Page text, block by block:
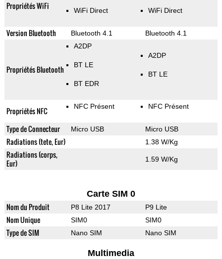
Propriétés WiFi WiFi Direct WiFi Direct
Version Bluetooth Bluetooth 4.1 Bluetooth 4.1
Propriétés Bluetooth
A2DP
BT LE
BT EDR
A2DP
BT LE
Propriétés NFC NFC Présent NFC Présent
Type de Connecteur Micro USB Micro USB
Radiations (tete, Eur) 1.38 W/Kg
Radiations (corps,
Eur)
1.59 W/Kg
Carte SIM 0
Nom du Produit P8 Lite 2017 P9 Lite
Nom Unique SIM0 SIM0
Type de SIM Nano SIM Nano SIM
Multimedia